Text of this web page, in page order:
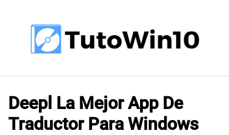
contenido
Deepl La Mejor App De
Traductor Para Windows